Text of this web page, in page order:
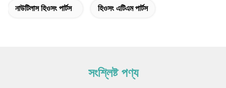
নাউটিলাস হিওসং পার্টস হিওসং এটিএম পার্টস
সংশ্লিষ্ট পণ্য